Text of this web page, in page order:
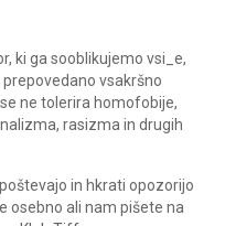
ki ga sooblikujemo vsi_e,
prepovedano vsakršno
ne tolerira homofobije,
rasizma in drugih
in hkrati opozorijo
osebno ali nam pišete na